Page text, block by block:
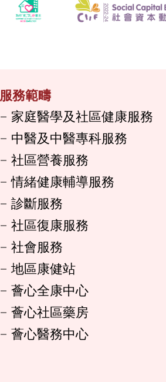
服務範疇
家庭醫學及社區健康服務
中醫及中醫專科服務
社區營養服務
情緒健康輔導服務
診斷服務
社區復康服務
社會服務
地區康健站
薈心全康中心
薈心社區藥房
薈心醫務中心